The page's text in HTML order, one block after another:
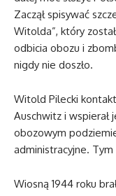
Zaczął spisywać
Witolda”, który
odbicia obozu i
nigdy nie doszło.
Witold Pilecki
Auschwitz i wspierał
obozowym
administracyjne. Tym
Wiosną 1944 roku